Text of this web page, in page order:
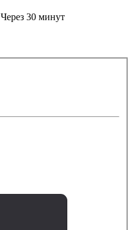
Через 30 минут